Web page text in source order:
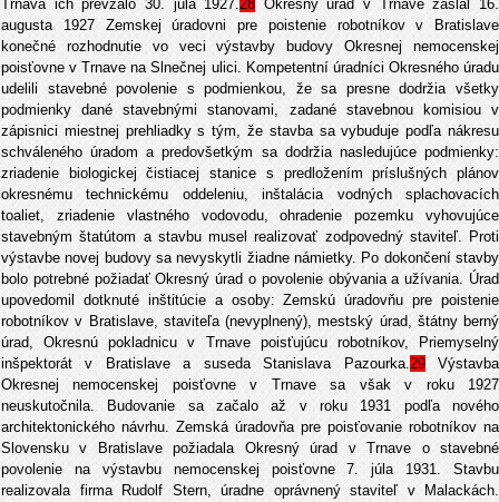
Trnava ich prevzalo 30. júla 1927.28 Okresný úrad v Trnave zaslal 16.
augusta 1927 Zemskej úradovni pre poistenie robotníkov v Bratislave
konečné rozhodnutie vo veci výstavby budovy Okresnej nemocenskej
poisťovne v Trnave na Slnečnej ulici. Kompetentní úradníci Okresného úradu
udelili stavebné povolenie s podmienkou, že sa presne dodržia všetky
podmienky dané stavebnými stanovami, zadané stavebnou komisiou v
zápisnici miestnej prehliadky s tým, že stavba sa vybuduje podľa nákresu
schváleného úradom a predovšetkým sa dodržia nasledujúce podmienky:
zriadenie biologickej čistiacej stanice s predložením príslušných plánov
okresnému technickému oddeleniu, inštalácia vodných splachovacích
toaliet, zriadenie vlastného vodovodu, ohradenie pozemku vyhovujúce
stavebným štatútom a stavbu musel realizovať zodpovedný staviteľ. Proti
výstavbe novej budovy sa nevyskytli žiadne námietky. Po dokončení stavby
bolo potrebné požiadať Okresný úrad o povolenie obývania a užívania. Úrad
upovedomil dotknuté inštitúcie a osoby: Zemskú úradovňu pre poistenie
robotníkov v Bratislave, staviteľa (nevyplnený), mestský úrad, štátny berný
úrad, Okresnú pokladnicu v Trnave poisťujúcu robotníkov, Priemyselný
inšpektorát v Bratislave a suseda Stanislava Pazourka.29Výstavba
Okresnej nemocenskej poisťovne v Trnave sa však v roku 1927
neuskutočnila. Budovanie sa začalo až v roku 1931 podľa nového
architektonického návrhu. Zemská úradovňa pre poisťovanie robotníkov na
Slovensku v Bratislave požiadala Okresný úrad v Trnave o stavebné
povolenie na výstavbu nemocenskej poisťovne 7. júla 1931. Stavbu
realizovala firma Rudolf Stern, úradne oprávnený staviteľ v Malackách.